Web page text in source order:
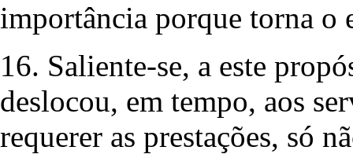
importância porque torna o
16. Saliente-se, a este
deslocou, em tempo, aos
requerer as prestações, só